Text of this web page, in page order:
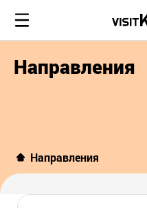
Направления
Направления